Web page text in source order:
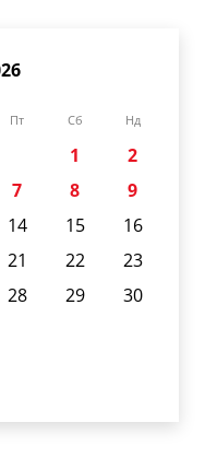
Пт Сб Нд
1
2
7 8
9
14 15
16
21 22
23
28 29
30